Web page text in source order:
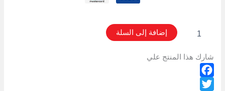
إضافة إلى السلة
شارك هذا المنتج علي
Facebook